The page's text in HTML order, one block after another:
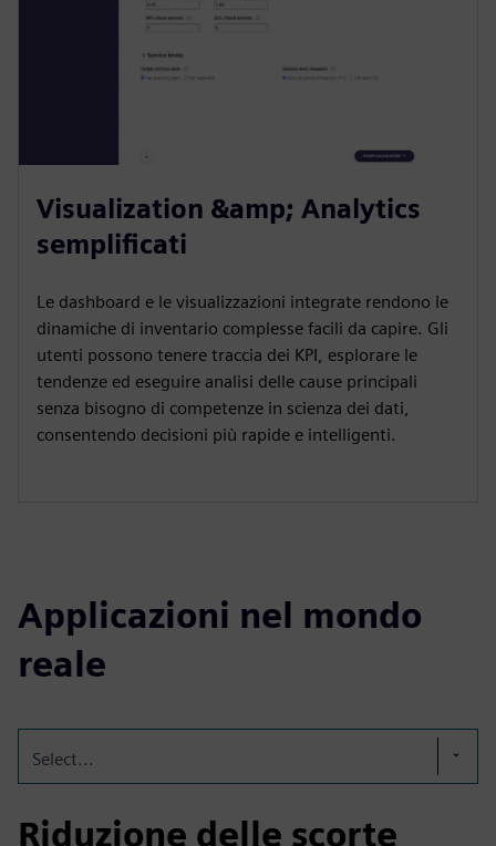
Visualization &amp; Analytics
semplificati
Le dashboard e le visualizzazioni integrate rendono le
dinamiche di inventario complesse facili da capire. Gli
utenti possono tenere traccia dei KPI, esplorare le
tendenze ed eseguire analisi delle cause principali
senza bisogno di competenze in scienza dei dati,
consentendo decisioni più rapide e intelligenti.
Applicazioni nel mondo
reale
Select...
Riduzione delle scorte